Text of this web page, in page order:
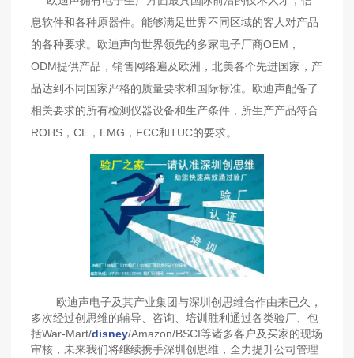
息软件和各种原器件。能够满足世界不同区域的客人对产品
的各种要求。欧迪声向世界领先的多家电子厂商OEM，
ODM提供产品，销售网络遍及欧洲，北美各个先进国家，产
品达到不同国家严格的质量要求和国际标准。欧迪声配备了
相关要求的所有检测仪器设备和生产条件，所生产产品符合
ROHS，CE，EMG，FCC和TUC的要求。
欧迪声电子及其产业集团与深圳创思维合作由来已久，
多次经过创思维的辅导、咨询、培训胜利通过各类验厂、包
括War-Mart/disney/Amazon/BSCI等诸多客户及买家的现场
审核，未来我们将继续携手深圳创思维，全力提升公司管理